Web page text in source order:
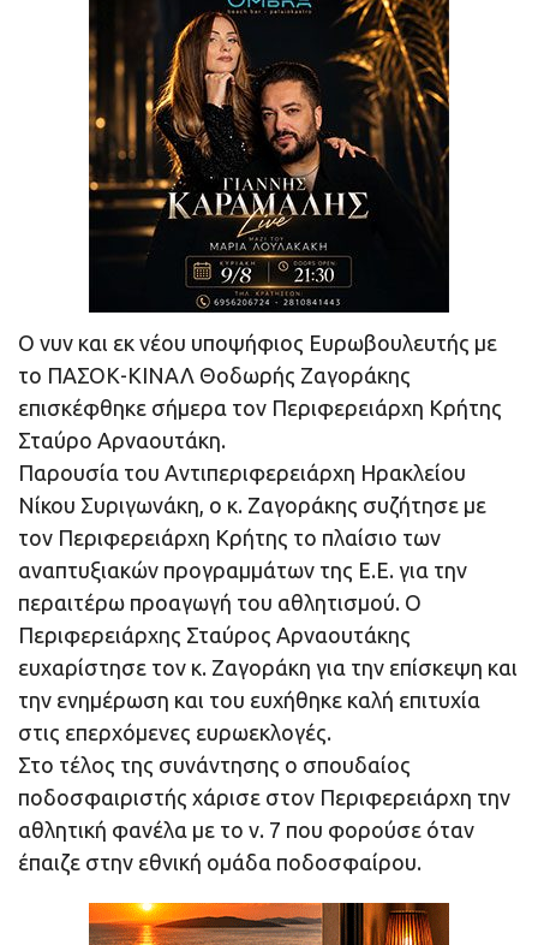
Ο νυν και εκ νέου υποψήφιος Ευρωβουλευτής με
το ΠΑΣΟΚ-ΚΙΝΑΛ Θοδωρής Ζαγοράκης
επισκέφθηκε σήμερα τον Περιφερειάρχη Κρήτης
Σταύρο Αρναουτάκη.
Παρουσία του Αντιπεριφερειάρχη Ηρακλείου
Νίκου Συριγωνάκη, ο κ. Ζαγοράκης συζήτησε με
τον Περιφερειάρχη Κρήτης το πλαίσιο των
αναπτυξιακών προγραμμάτων της Ε.Ε. για την
περαιτέρω προαγωγή του αθλητισμού. Ο
Περιφερειάρχης Σταύρος Αρναουτάκης
ευχαρίστησε τον κ. Ζαγοράκη για την επίσκεψη και
την ενημέρωση και του ευχήθηκε καλή επιτυχία
στις επερχόμενες ευρωεκλογές.
Στο τέλος της συνάντησης ο σπουδαίος
ποδοσφαιριστής χάρισε στον Περιφερειάρχη την
αθλητική φανέλα με το ν. 7 που φορούσε όταν
έπαιζε στην εθνική ομάδα ποδοσφαίρου.